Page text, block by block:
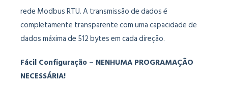
rede Modbus RTU. A transmissão de dados é
completamente transparente com uma capacidade de
dados máxima de 512 bytes em cada direção.
Fácil Configuração – NENHUMA PROGRAMAÇÃO
NECESSÁRIA!